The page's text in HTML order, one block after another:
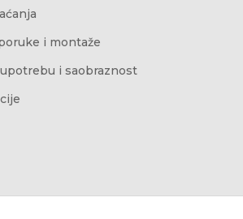
i montaže
i saobraznost